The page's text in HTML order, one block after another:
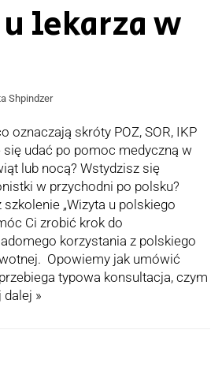
lekarza w
Shpindzer
oznaczają skróty POZ, SOR, IKP
się udać po pomoc medyczną w
lub nocą? Wstydzisz się
w przychodni po polsku?
„Wizyta u polskiego
Ci zrobić krok do
korzystania z polskiego
Opowiemy jak umówić
typowa konsultacja, czym
dalej »